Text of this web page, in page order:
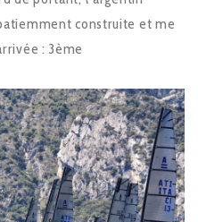
construite et me
: 3ème